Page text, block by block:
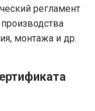
регламент
монтажа и др.